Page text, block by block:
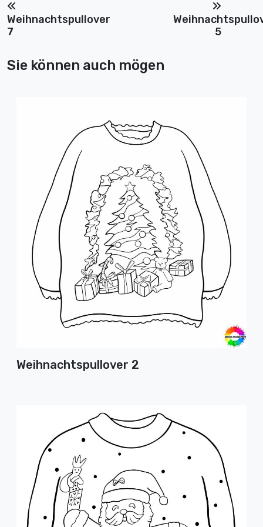
Weihnachtspullover
7
5
Sie können auch mögen
Weihnachtspullover 2